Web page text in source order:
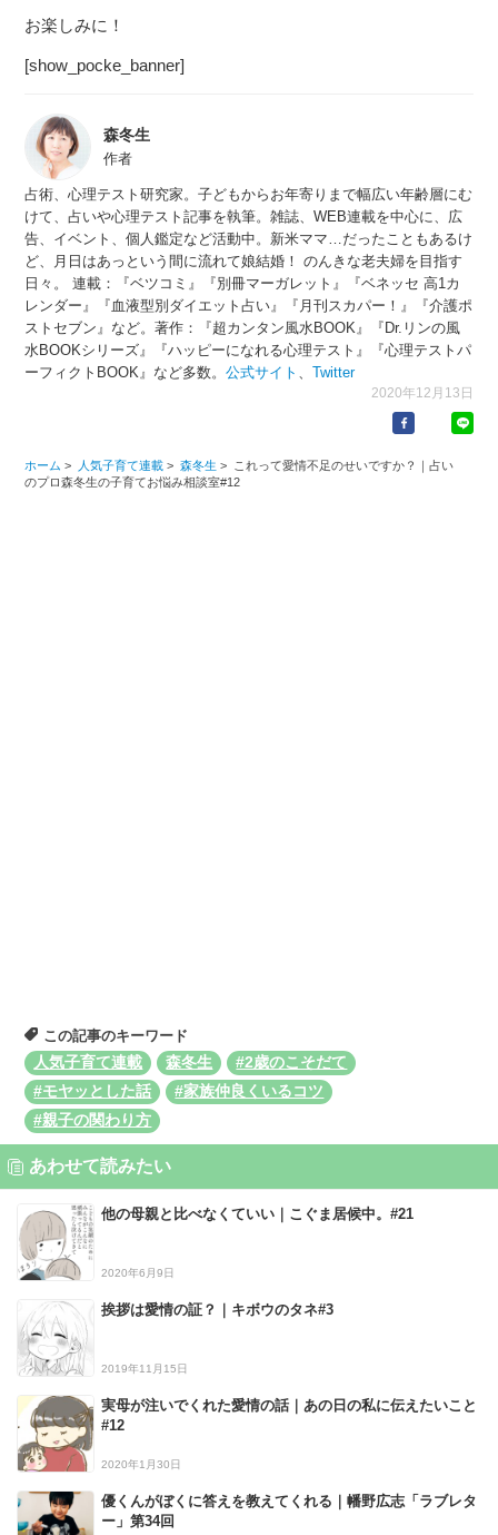
お楽しみに！
[show_pocke_banner]
森冬生
作者
占術、心理テスト研究家。子どもからお年寄りまで幅広い年齢層にむ
けて、占いや心理テスト記事を執筆。雑誌、WEB連載を中心に、広
告、イベント、個人鑑定など活動中。新米ママ…だったこともあるけ
ど、月日はあっという間に流れて娘結婚！ のんきな老夫婦を目指す
日々。 連載：『ベツコミ』『別冊マーガレット』『ベネッセ 高1カ
レンダー』『血液型別ダイエット占い』『月刊スカパー！』『介護ポ
ストセブン』など。著作：『超カンタン風水BOOK』『Dr.リンの風
水BOOKシリーズ』『ハッピーになれる心理テスト』『心理テストパ
ーフィクトBOOK』など多数。公式サイト 、Twitter
2020年12月13日
ホーム > 人気子育て連載 > 森冬生 >
これって愛情不足のせいですか？｜占い
のプロ森冬生の子育てお悩み相談室#12
この記事のキーワード
人気子育て連載
森冬生
#2歳のこそだて
#モヤッとした話
#家族仲良くいるコツ
#親子の関わり方
あわせて読みたい
他の母親と比べなくていい｜こぐま居候中。#21
2020年6月9日
挨拶は愛情の証？｜キボウのタネ#3
2019年11月15日
実母が注いでくれた愛情の話｜あの日の私に伝えたいこと
#12
2020年1月30日
優くんがぼくに答えを教えてくれる｜幡野広志「ラブレタ
ー」第34回